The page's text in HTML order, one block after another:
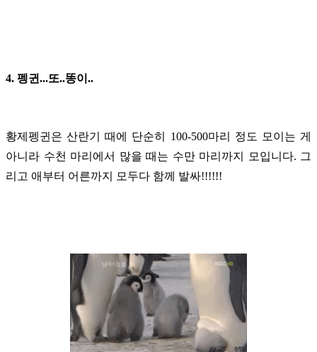
4. 펭귄...또..똥이..
황제펭귄은 산란기 때에 단순히 100-500마리 정도 모이는 게
아니라 수천 마리에서 많을 때는 수만 마리까지 모입니다. 그
리고 애부터 어른까지 모두다 함께 발싸!!!!!!